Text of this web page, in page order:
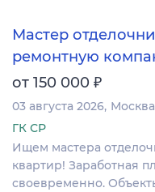
Мастер
ремонтную
от 150 000 ₽
03 августа 2026 Москва
ГК СР
Ищем мастера
квартир! Заработная
своевременно.